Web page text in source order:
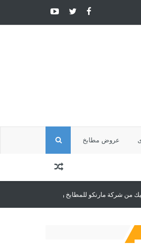
عروض مطابخ ا
ل
والدريسنج روم مطابخ كلاسيك